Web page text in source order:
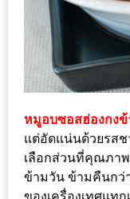
200
ความ
อร่อย
ตาม
หมูอบซอสฮ่องกงข้
แต่อัดแน่นด้วยรสช
เลือกส่วนที่คุณภาพ
ข้ามวัน ข้ามคืนกว่